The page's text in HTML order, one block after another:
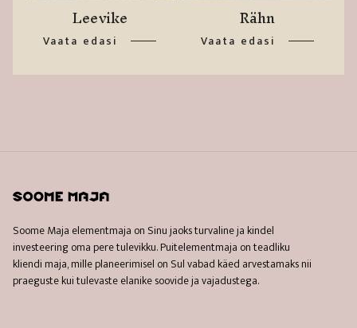
Leevike
Vaata edasi
Rähn
Vaata edasi
Soome Maja elementmaja on Sinu jaoks turvaline ja kindel
investeering oma pere tulevikku. Puitelementmaja on teadliku
kliendi maja, mille planeerimisel on Sul vabad käed arvestamaks nii
praeguste kui tulevaste elanike soovide ja vajadustega.